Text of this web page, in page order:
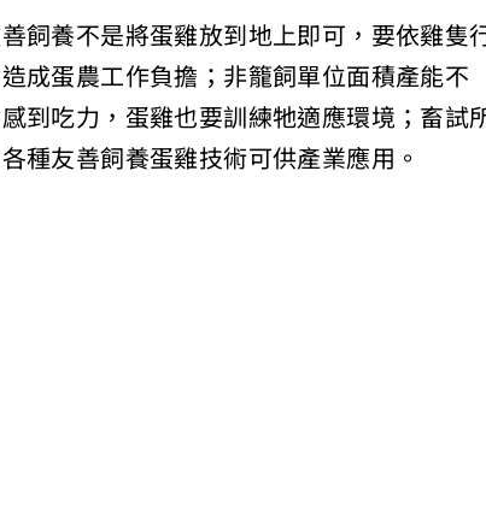
飼養不是將蛋雞放到地上即可，要依雞隻
成蛋農工作負擔；非籠飼單位面積產能不
到吃力，蛋雞也要訓練牠適應環境；畜試
友善飼養蛋雞技術可供產業應用。